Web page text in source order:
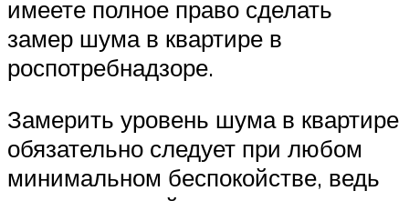
имеете полное право сделать
замер шума в квартире в
роспотребнадзоре.
Замерить уровень шума в квартире
обязательно следует при любом
минимальном беспокойстве, ведь